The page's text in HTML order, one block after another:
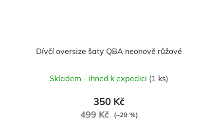
Dívčí oversize šaty QBA neonově růžové
Skladem - ihned k expedici (1 ks)
350 Kč
499 Kč (–29 %)